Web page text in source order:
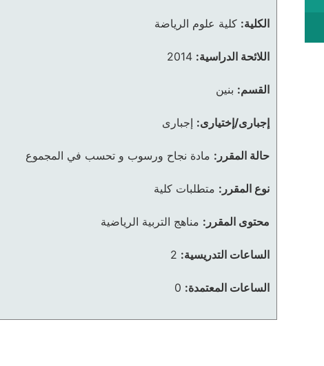
الكلية: كلية علوم الرياضة
اللائحة الدراسية: 2014
القسم: بنين
إجبارى/إختيارى: إجبارى
حالة المقرر: مادة نجاح ورسوب و تحسب في المجموع
نوع المقرر: متطلبات كلية
محتوى المقرر: مناهج التربية الرياضية
الساعات التدريسية: 2
الساعات المعتمدة: 0